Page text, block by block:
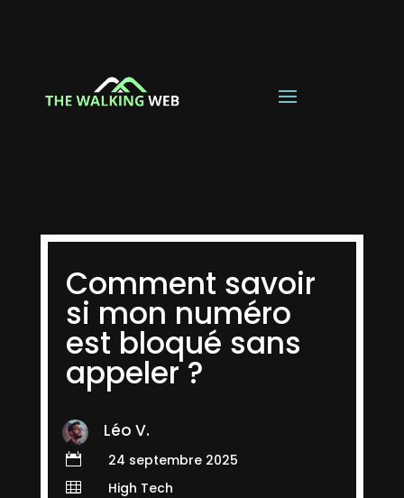
Comment savoir
si mon numéro
est bloqué sans
appeler ?
Léo V.
 24 septembre 2025
 High Tech